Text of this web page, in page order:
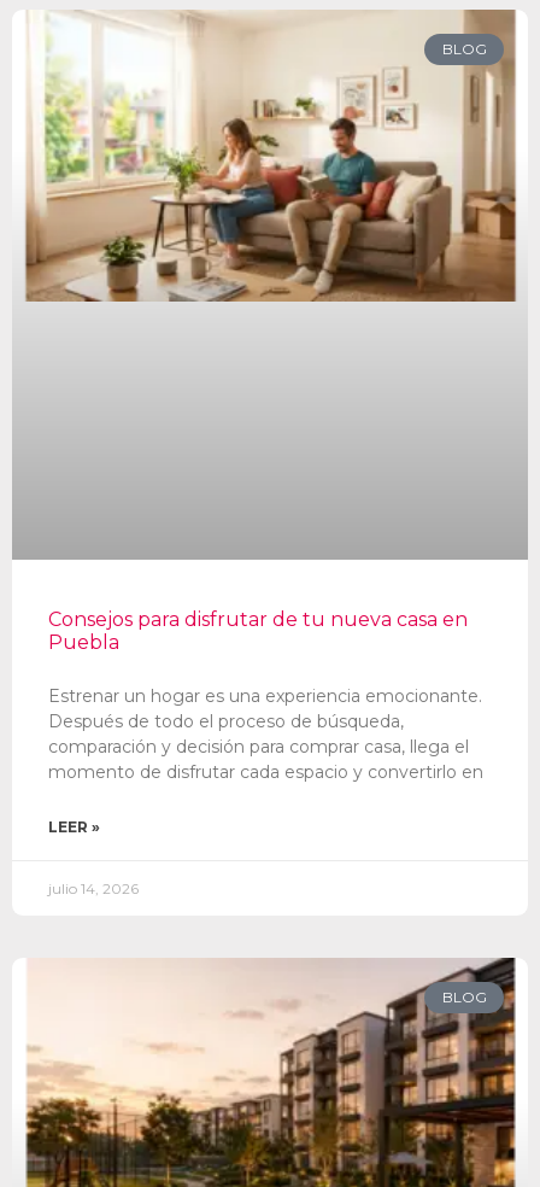
BLOG
Consejos para disfrutar de tu nueva casa en
Puebla
Estrenar un hogar es una experiencia emocionante.
Después de todo el proceso de búsqueda,
comparación y decisión para comprar casa, llega el
momento de disfrutar cada espacio y convertirlo en
LEER »
julio 14, 2026
BLOG